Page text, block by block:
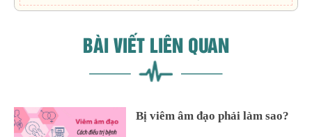
BÀI VIẾT LIÊN QUAN
Bị viêm âm đạo phải làm sao?